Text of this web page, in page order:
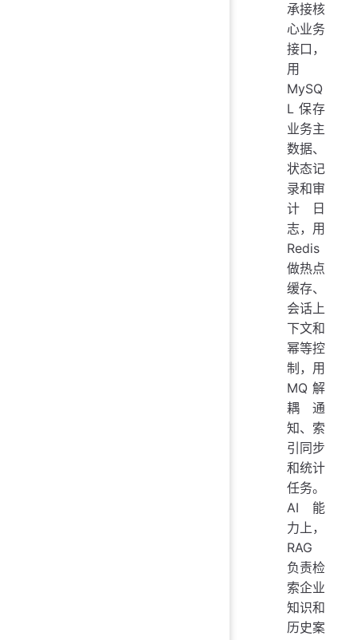
承接核
心业务
接口，
用
MySQ
L 保存
业务主
数据、
状态记
录和审
计日
志，用
Redis
做热点
缓存、
会话上
下文和
幂等控
制，用
MQ 解
耦通
知、索
引同步
和统计
任务。
AI 能
力上，
RAG
负责检
索企业
知识和
历史案